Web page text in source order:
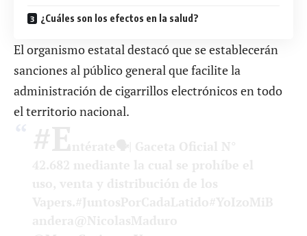
¿Cuáles son los efectos en la salud?
El organismo estatal destacó que se establecerán
sanciones al público general que facilite la
administración de cigarrillos electrónicos en todo
el territorio nacional.